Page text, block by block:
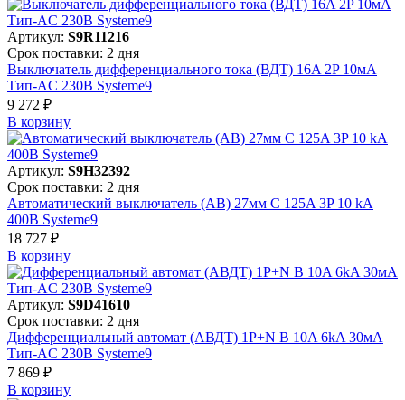
Артикул: S9R11216
Срок поставки: 2 дня
Выключатель дифференциального тока (ВДТ) 16A 2P 10мА
Тип-AC 230В Systeme9
9 272 ₽
В корзинy
Артикул: S9H32392
Срок поставки: 2 дня
Автоматический выключатель (АВ) 27мм C 125A 3P 10 kA
400В Systeme9
18 727 ₽
В корзинy
Артикул: S9D41610
Срок поставки: 2 дня
Дифференциальный автомат (АВДТ) 1P+N B 10A 6kA 30мА
Тип-AC 230В Systeme9
7 869 ₽
В корзинy